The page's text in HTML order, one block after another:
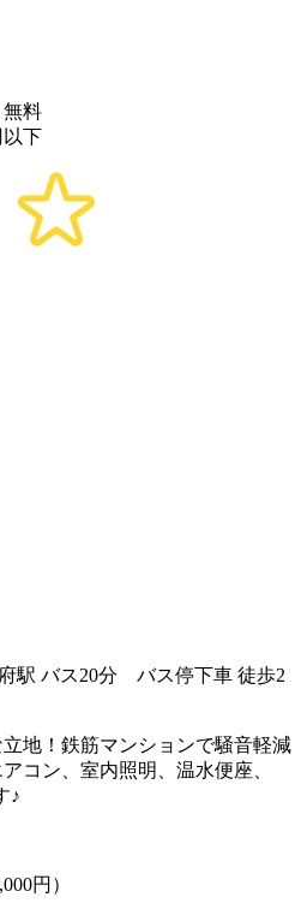
無料
以下
駅 バス20分 バス停下車 徒歩2
地！鉄筋マンションで騒音軽減
コン、室内照明、温水便座、
♪
円）